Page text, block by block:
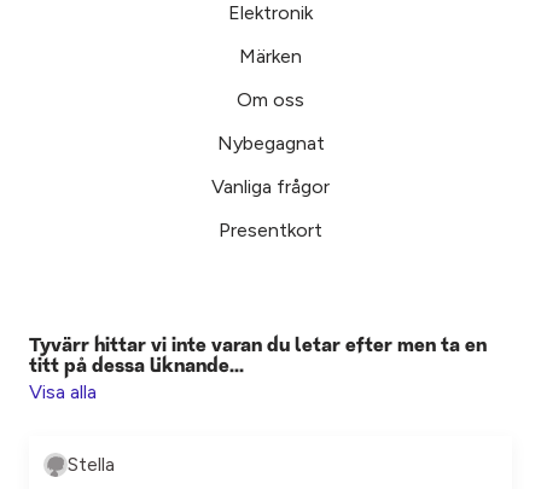
Elektronik
Märken
Om oss
Nybegagnat
Vanliga frågor
Presentkort
Tyvärr hittar vi inte varan du letar efter men ta en
titt på dessa liknande...
Visa alla
Stella